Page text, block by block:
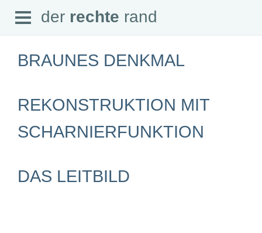
der rechte rand
SEITEN
Home
Audio
Abonnement
Open
Menu
der rechte rand
BRAUNES DENKMAL
REKONSTRUKTION MIT
SCHARNIERFUNKTION
DAS LEITBILD